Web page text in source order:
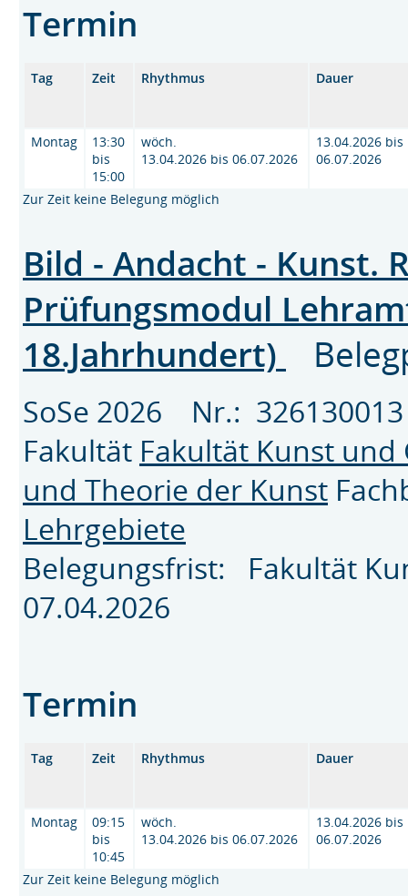
Termin
Tag Zeit Rhythmus Dauer
Montag
13:30
bis
15:00
wöch.
13.04.2026 bis 06.07.2026
13.04.2026 bis
06.07.2026
Zur Zeit keine Belegung möglich
Bild - Andacht - Kunst.
Prüfungsmodul
18.Jahrhundert)
SoSe 2026 Nr.:
Fakultät Fakultät Kunst und
und Theorie der Kunst
Lehrgebiete
Belegungsfrist: Fakultät
07.04.2026
Termin
Tag Zeit Rhythmus Dauer
Montag
09:15
bis
10:45
wöch.
13.04.2026 bis 06.07.2026
13.04.2026 bis
06.07.2026
Zur Zeit keine Belegung möglich